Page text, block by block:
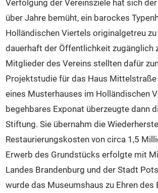
Verfolgung der Vereinsziele hat sich
über Jahre bemüht, ein barockes
Holländischen Viertels originalgetreu
dauerhaft der Öffentlichkeit zugänglich
Mitglieder des Vereins stellten dafür
Projektstudie für das Haus Mittelstraße
eines Musterhauses im Holländischen
begehbares Exponat überzeugte dann
Stiftung. Sie übernahm die
Restaurierungskosten von circa 1,5
Erwerb des Grundstücks erfolgte mit
Landes Brandenburg und der Stadt
wurde das Museumshaus zu Ehren des